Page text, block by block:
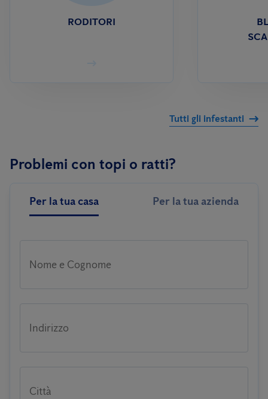
RODITORI
Tutti gli infestanti
Problemi con topi o ratti?
Per la tua casa Per la tua azienda
Nome e Cognome
Indirizzo
Città